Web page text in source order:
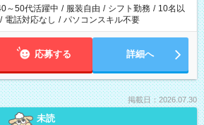
～50代活躍中 / 服装自由 / シフト勤務 / 10名以
/ 電話対応なし / パソコンスキル不要
応募する 詳細へ
掲載日：2026.07.30
未読